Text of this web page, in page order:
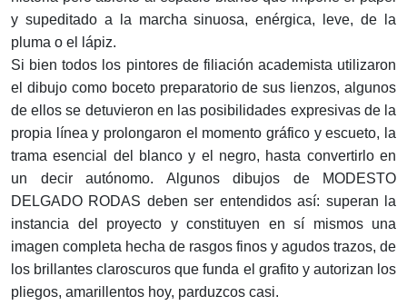
y supeditado a la marcha sinuosa, enérgica, leve, de la
pluma o el lápiz.
Si bien todos los pintores de filiación academista utilizaron
el dibujo como boceto preparatorio de sus lienzos, algunos
de ellos se detuvieron en las posibilidades expresivas de la
propia línea y prolongaron el momento gráfico y escueto, la
trama esencial del blanco y el negro, hasta convertirlo en
un decir autónomo. Algunos dibujos de MODESTO
DELGADO RODAS deben ser entendidos así: superan la
instancia del proyecto y constituyen en sí mismos una
imagen completa hecha de rasgos finos y agudos trazos, de
los brillantes claroscuros que funda el grafito y autorizan los
pliegos, amarillentos hoy, parduzcos casi.